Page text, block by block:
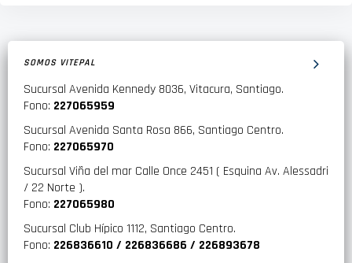
SOMOS VITEPAL
Sucursal Avenida Kennedy 8036, Vitacura, Santiago.
Fono: 227065959
Sucursal Avenida Santa Rosa 866, Santiago Centro.
Fono: 227065970
Sucursal Viña del mar Calle Once 2451 ( Esquina Av. Alessadri
/ 22 Norte ).
Fono: 227065980
Sucursal Club Hípico 1112, Santiago Centro.
Fono: 226836610 / 226836686 / 226893678